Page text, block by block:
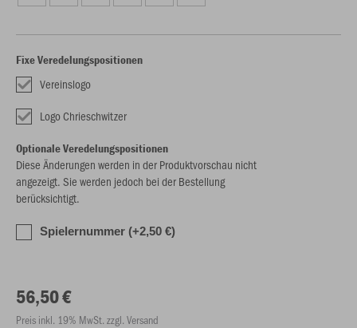
Fixe Veredelungspositionen
Vereinslogo
Logo Chrieschwitzer
Optionale Veredelungspositionen
Diese Änderungen werden in der Produktvorschau nicht
angezeigt. Sie werden jedoch bei der Bestellung
berücksichtigt.
Spielernummer (+2,50 €)
56,50 €
Preis inkl. 19% MwSt. zzgl. Versand